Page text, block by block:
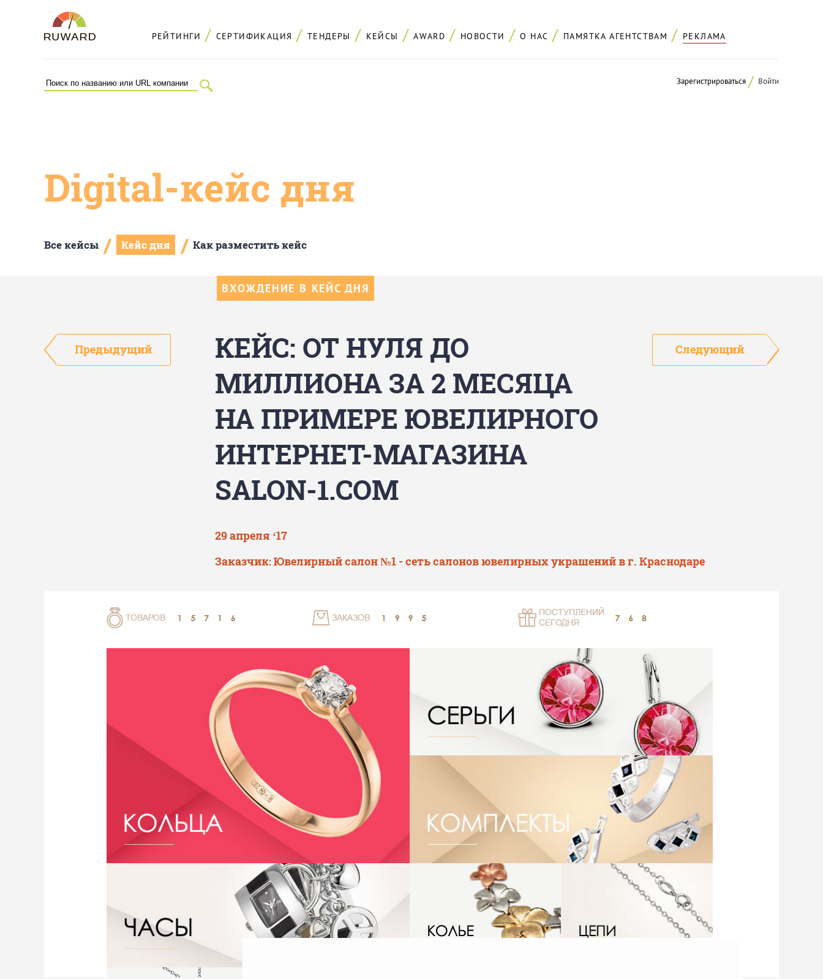
РЕЙТИНГИ СЕРТИФИКАЦИЯ ТЕНДЕРЫ КЕЙСЫ AWARD НОВОСТИ О НАС ПАМЯТКА АГЕНТСТВАМ РЕКЛАМА
Зарегистрироваться Войти
Digital-кейс дня
Все кейсы / Кейс дня / Как разместить кейс
Предыдущий Следующий
КЕЙС: ОТ НУЛЯ ДО
МИЛЛИОНА ЗА 2 МЕСЯЦА
НА ПРИМЕРЕ ЮВЕЛИРНОГО
ИНТЕРНЕТ-МАГАЗИНА
SALON-1.COM
ВХОЖДЕНИЕ В КЕЙС ДНЯ
29 апреля ‘17
Заказчик:Ювелирный салон №1 - сеть салонов ювелирных украшений в г. Краснодаре